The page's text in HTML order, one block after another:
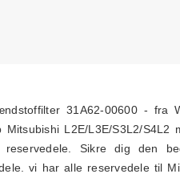
31A62-00600 -
Mitsubishi L2E/L3E/S3L2/
reservedele. Sikre dig
vi har alle reservedele til